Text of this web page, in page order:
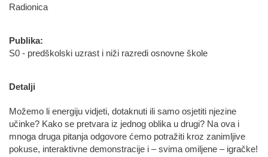
Radionica
Publika:
S0 - predškolski uzrast i niži razredi osnovne škole
Detalji
Možemo li energiju vidjeti, dotaknuti ili samo osjetiti njezine
učinke? Kako se pretvara iz jednog oblika u drugi? Na ova i
mnoga druga pitanja odgovore ćemo potražiti kroz zanimljive
pokuse, interaktivne demonstracije i – svima omiljene – igračke!